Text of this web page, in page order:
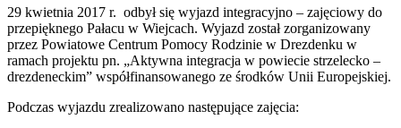
29 kwietnia 2017 r. odbył się wyjazd integracyjno – zajęciowy do
przepięknego Pałacu w Wiejcach. Wyjazd został zorganizowany
przez Powiatowe Centrum Pomocy Rodzinie w Drezdenku w
ramach projektu pn. „Aktywna integracja w powiecie strzelecko –
drezdeneckim” współfinansowanego ze środków Unii Europejskiej.
Podczas wyjazdu zrealizowano następujące zajęcia: